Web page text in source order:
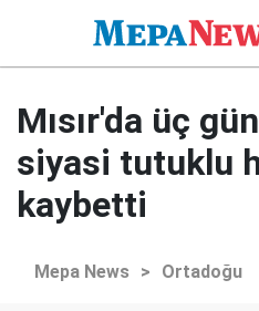
Mısır'da üç
siyasi tutuklu
kaybetti
Mepa News > Ortadoğu